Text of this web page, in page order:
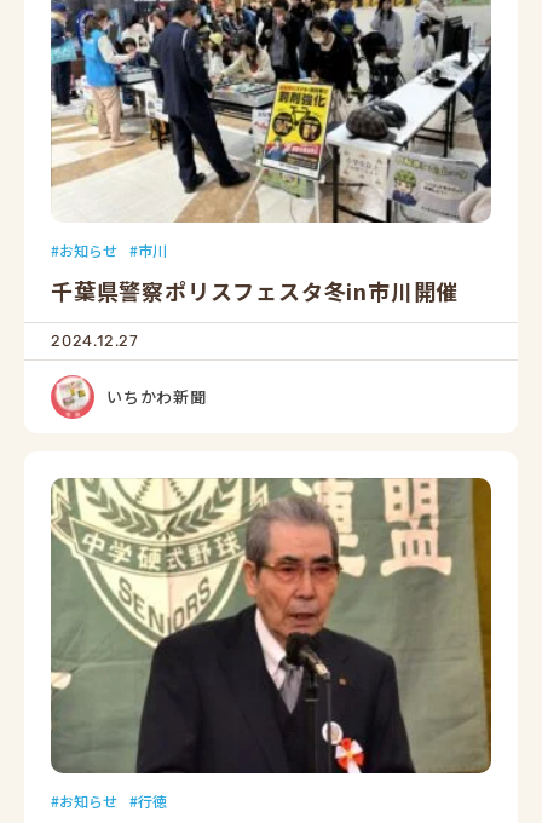
お知らせ 市川
千葉県警察ポリスフェスタ冬in市川開催
2024.12.27
いちかわ新聞
お知らせ 行徳